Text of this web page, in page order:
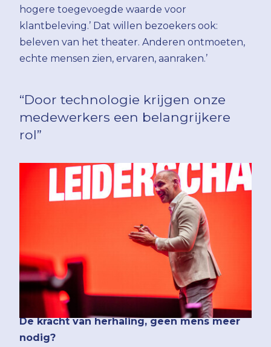
hogere toegevoegde waarde voor
klantbeleving.’ Dat willen bezoekers ook:
beleven van het theater. Anderen ontmoeten,
echte mensen zien, ervaren, aanraken.’
“Door technologie krijgen onze
medewerkers een belangrijkere
rol”
De kracht van herhaling, geen mens meer
nodig?